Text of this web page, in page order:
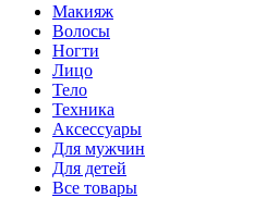
Макияж
Волосы
Ногти
Лицо
Тело
Техника
Аксессуары
Для мужчин
Для детей
Все товары